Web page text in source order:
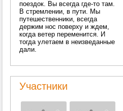
поездок. Вы всегда где-то там.
В стремлении, в пути. Мы
путешественники, всегда
держим нос поверху и ждем,
когда ветер переменится. И
тогда улетаем в неизведанные
дали.
Участники